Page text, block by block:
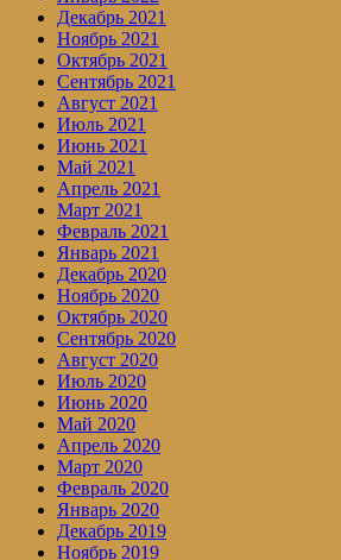
Декабрь 2021
Ноябрь 2021
Октябрь 2021
Сентябрь 2021
Август 2021
Июль 2021
Июнь 2021
Май 2021
Апрель 2021
Март 2021
Февраль 2021
Январь 2021
Декабрь 2020
Ноябрь 2020
Октябрь 2020
Сентябрь 2020
Август 2020
Июль 2020
Июнь 2020
Май 2020
Апрель 2020
Март 2020
Февраль 2020
Январь 2020
Декабрь 2019
Ноябрь 2019